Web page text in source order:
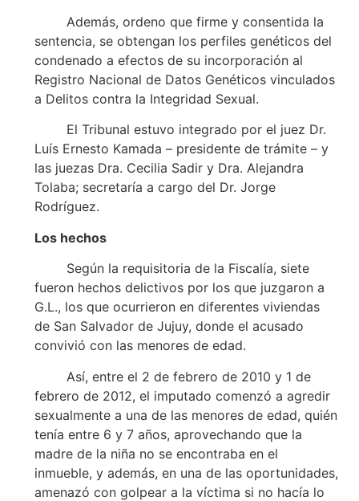
Además, ordeno que firme y consentida la
sentencia, se obtengan los perfiles genéticos del
condenado a efectos de su incorporación al
Registro Nacional de Datos Genéticos vinculados
a Delitos contra la Integridad Sexual.
El Tribunal estuvo integrado por el juez Dr.
Luís Ernesto Kamada – presidente de trámite – y
las juezas Dra. Cecilia Sadir y Dra. Alejandra
Tolaba; secretaría a cargo del Dr. Jorge
Rodríguez.
Los hechos
Según la requisitoria de la Fiscalía, siete
fueron hechos delictivos por los que juzgaron a
G.L., los que ocurrieron en diferentes viviendas
de San Salvador de Jujuy, donde el acusado
convivió con las menores de edad.
Así, entre el 2 de febrero de 2010 y 1 de
febrero de 2012, el imputado comenzó a agredir
sexualmente a una de las menores de edad, quién
tenía entre 6 y 7 años, aprovechando que la
madre de la niña no se encontraba en el
inmueble, y además, en una de las oportunidades,
amenazó con golpear a la víctima si no hacía lo